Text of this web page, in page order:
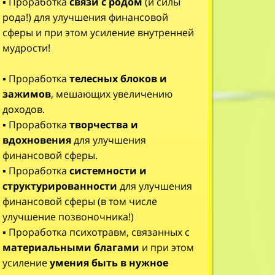
рода!) для улучшения финансовой
сферы и при этом усиление внутренней
мудрости!
▪️ Проработка телесных блоков и
зажимов, мешающих увеличению
доходов.
▪️ Проработка творчества и
вдохновениядля улучшения
финансовой сферы.
▪️ Проработка системности и
структурированности для улучшения
финансовой сферы (в том числе
улучшение позвоночника!)
▪️ Проработка психотравм, связанных с
материальными благами и при этом
усилениеумения быть в нужное